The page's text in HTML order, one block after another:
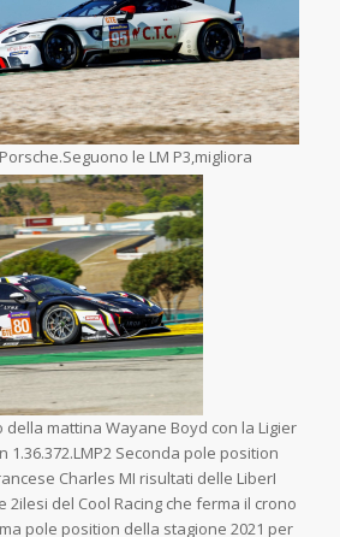
orsche.Seguono le LM P3,migliora
mattina Wayane Boyd con la Ligier
1.36.372.LMP2 Seconda pole position
Charles MI risultati delle LiberI
2ilesi del Cool Racing che ferma il crono
pole position della stagione 2021 per